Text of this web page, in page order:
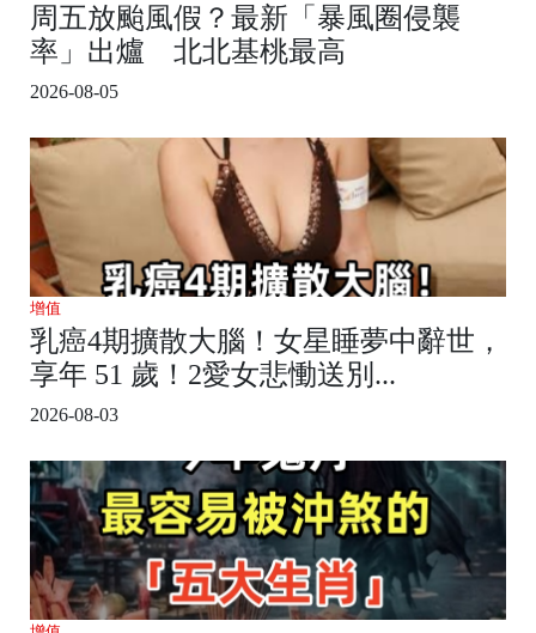
周五放颱風假？最新「暴風圈侵襲
率」出爐 北北基桃最高
2026-08-05
增值
乳癌4期擴散大腦！女星睡夢中辭世，
享年 51 歲！2愛女悲慟送別...
2026-08-03